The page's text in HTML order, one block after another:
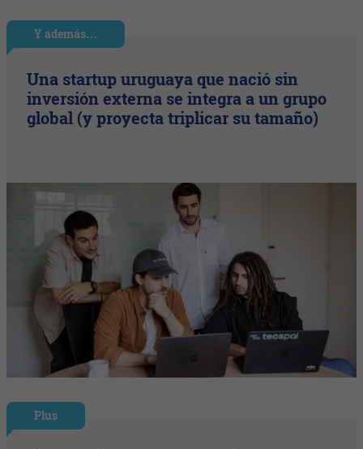
Y además…
Una startup uruguaya que nació sin
inversión externa se integra a un grupo
global (y proyecta triplicar su tamaño)
Plus